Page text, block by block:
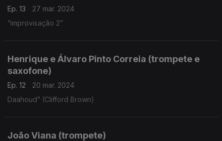
Ep. 13
27 mar. 2024
“improvisação 2”
Henrique e Álvaro Pinto Correia (trompete e
saxofone)
Ep. 12
20 mar. 2024
Daahoud” (Clifford Brown)
João Viana (trompete)